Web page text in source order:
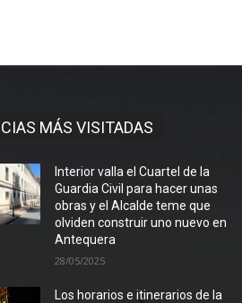
MÁS VISITADAS
Interior valla el Cuartel de la
Guardia Civil para hacer unas
obras y el Alcalde teme que
olviden construir uno nuevo en
Antequera
28/05/2025
Los horarios e itinerarios de la